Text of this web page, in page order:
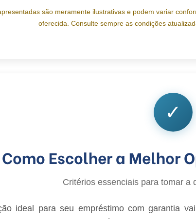
são meramente ilustrativas e podem variar
oferecida. Consulte sempre as condições
✓
Como Escolher a Melhor
Critérios essenciais para tomar a
ideal para seu empréstimo com garantia